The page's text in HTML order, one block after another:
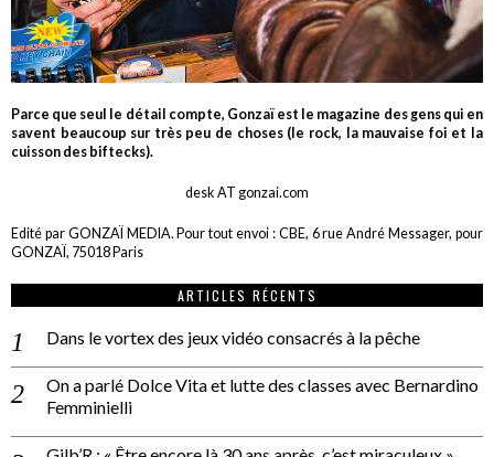
Parce que seul le détail compte, Gonzaï est le magazine des gens qui en
savent beaucoup sur très peu de choses (le rock, la mauvaise foi et la
cuisson des biftecks).
desk AT gonzai.com
Edité par GONZAÏ MEDIA. Pour tout envoi : CBE, 6 rue André Messager, pour
GONZAÏ, 75018 Paris
ARTICLES RÉCENTS
Dans le vortex des jeux vidéo consacrés à la pêche
On a parlé Dolce Vita et lutte des classes avec Bernardino
Femminielli